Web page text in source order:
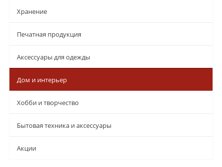
Хранение
Печатная продукция
Аксессуары для одежды
Дом и интерьер
Хобби и творчество
Бытовая техника и аксессуары
Aкции